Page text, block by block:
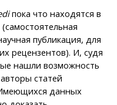
пока что находятся в
публикация, для
рецензентов). И, судя
нашли возможность
статей
данных